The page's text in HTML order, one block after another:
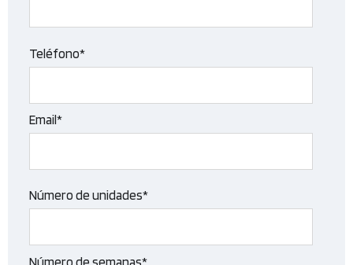
Teléfono*
Email*
Número de unidades*
Número de semanas*